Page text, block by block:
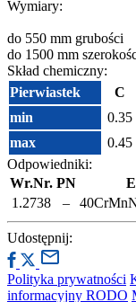
Wymiary:
do 550 mm grubości
do 1500 mm
Skład chemiczny:
Pierwiastek
C
min
0.35
max
0.45
Odpowiedniki:
Wr.Nr. PN
1.2738
–
Udostępnij:
Polityka prywatności
informacyjny RODO